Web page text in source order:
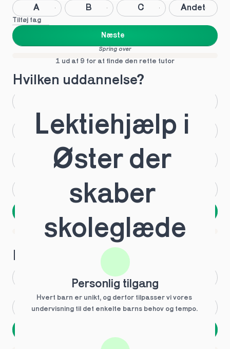
A B C Andet
Tilføj fag
Næste
Spring over
1 ud af 9 for at finde den rette tutor
Hvilken uddannelse?
HTX HF
IB EUX
Andet Ved ikke
Spring over
1 ud af 9 for at finde den rette tutor
Hvilken årgang?
2.g Andet
Spring over
Lektiehjælp i
Øster der
skaber
skoleglæde
Personlig tilgang
Hvert barn er unikt, og derfor tilpasser vi vores
undervisning til det enkelte barns behov og tempo.